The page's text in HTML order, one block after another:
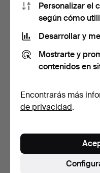
MEDALLA DE ORO, oro de
18/23 quilates, pes…
Subastado 7 mar 2025
5 pujas
1.051 USD
Personalizar el
según cómo
Desarrollar y
Mostrarte y
contenidos en
Encontrarás más
de privacidad.